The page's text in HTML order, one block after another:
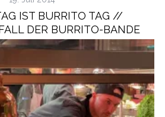
IST BURRITO TAG //
DER BURRITO-BANDE